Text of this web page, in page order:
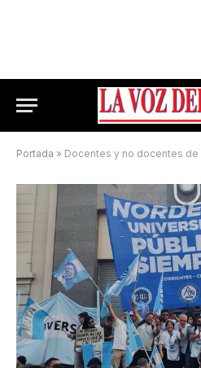
Portada » Docentes y no docentes de la